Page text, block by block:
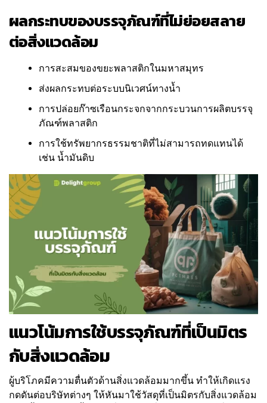
ผลกระทบของบรรจุภัณฑ์ที่ไม่ย่อยสลาย
ต่อสิ่งแวดล้อม
การสะสมของขยะพลาสติกในมหาสมุทร
ส่งผลกระทบต่อระบบนิเวศน์ทางน้ำ
การปล่อยก๊าซเรือนกระจกจากกระบวนการผลิตบรรจุ
ภัณฑ์พลาสติก
การใช้ทรัพยากรธรรมชาติที่ไม่สามารถทดแทนได้
เช่น น้ำมันดิบ
แนวโน้มการใช้บรรจุภัณฑ์ที่เป็นมิตร
กับสิ่งแวดล้อม
ผู้บริโภคมีความตื่นตัวด้านสิ่งแวดล้อมมากขึ้น ทำให้เกิดแรง
กดดันต่อบริษัทต่างๆ ให้หันมาใช้วัสดุที่เป็นมิตรกับสิ่งแวดล้อม